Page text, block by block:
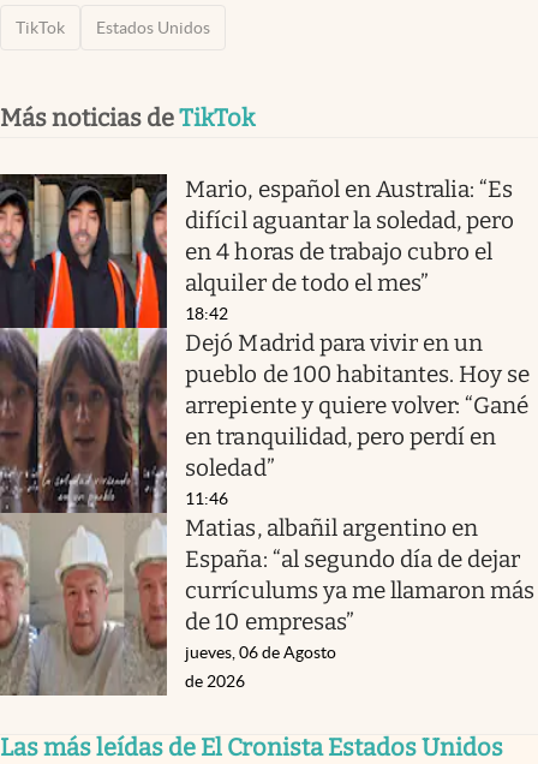
TikTok Estados Unidos
Más noticias deTikTok
Mario, español en Australia: “Es
difícil aguantar la soledad, pero
en 4 horas de trabajo cubro el
alquiler de todo el mes”
18:42
Dejó Madrid para vivir en un
pueblo de 100 habitantes. Hoy se
arrepiente y quiere volver: “Gané
en tranquilidad, pero perdí en
soledad”
11:46
Matias, albañil argentino en
España: “al segundo día de dejar
currículums ya me llamaron más
de 10 empresas”
jueves, 06 de Agosto
de 2026
Las más leídas de El Cronista Estados Unidos